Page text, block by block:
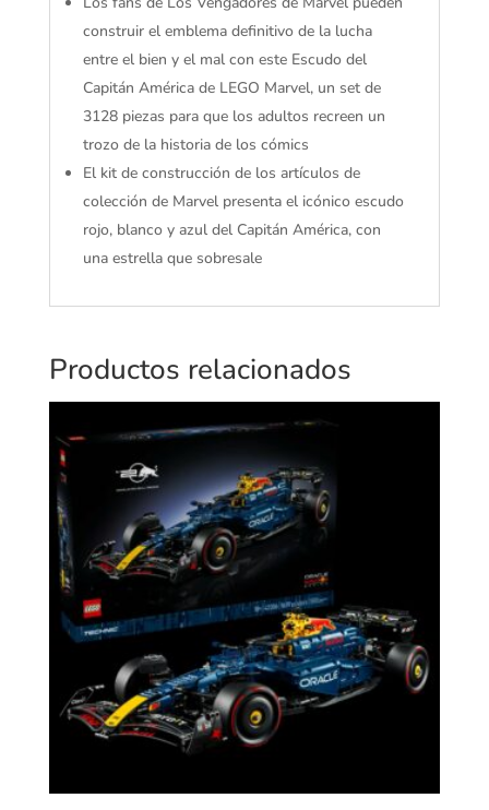
construir el emblema definitivo de la lucha
entre el bien y el mal con este Escudo del
Capitán América de LEGO Marvel, un set de
3128 piezas para que los adultos recreen un
trozo de la historia de los cómics
El kit de construcción de los artículos de
colección de Marvel presenta el icónico escudo
rojo, blanco y azul del Capitán América, con
una estrella que sobresale
Productos relacionados